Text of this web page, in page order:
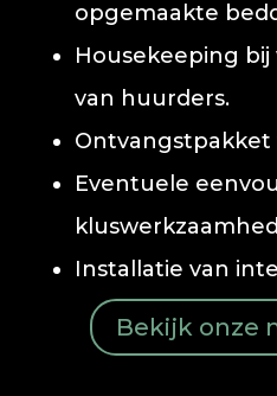
opgemaakte
Housekeeping
van huurders.
Eventuele
Installatie van
Bekijk onze